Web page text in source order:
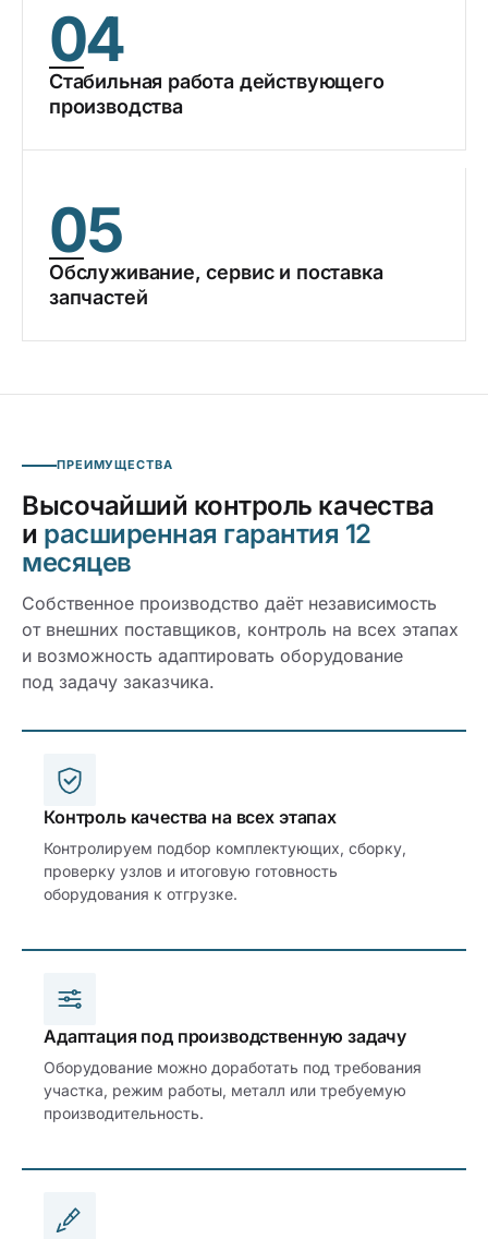
04
Стабильная работа действующего
производства
05
Обслуживание, сервис и поставка
запчастей
ПРЕИМУЩЕСТВА
Высочайший контроль качества
и расширенная гарантия 12
месяцев
Собственное производство даёт независимость
от внешних поставщиков, контроль на всех этапах
и возможность адаптировать оборудование
под задачу заказчика.
Контроль качества на всех этапах
Контролируем подбор комплектующих, сборку,
проверку узлов и итоговую готовность
оборудования к отгрузке.
Адаптация под производственную задачу
Оборудование можно доработать под требования
участка, режим работы, металл или требуемую
производительность.